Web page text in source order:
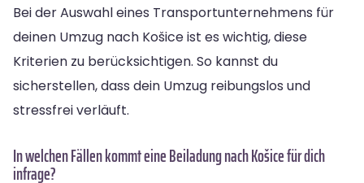
Bei der Auswahl eines Transportunternehmens für
deinen Umzug nach Košice ist es wichtig, diese
Kriterien zu berücksichtigen. So kannst du
sicherstellen, dass dein Umzug reibungslos und
stressfrei verläuft.
In welchen Fällen kommt eine Beiladung nach Košice für dich
infrage?